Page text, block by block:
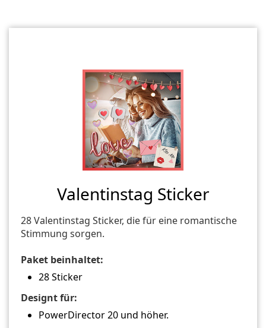
Valentinstag Sticker
28 Valentinstag Sticker, die für eine romantische
Stimmung sorgen.
Paket beinhaltet:
28 Sticker
Designt für:
PowerDirector 20 und höher.